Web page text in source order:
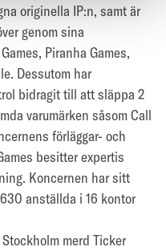
originella IP:n, samt är
genom sina
Piranha Games,
Dessutom har
bidragit till att släppa 2
varumärken såsom Call
förläggar- och
besitter expertis
Koncernen har sitt
anställda i 16 kontor
merd Ticker